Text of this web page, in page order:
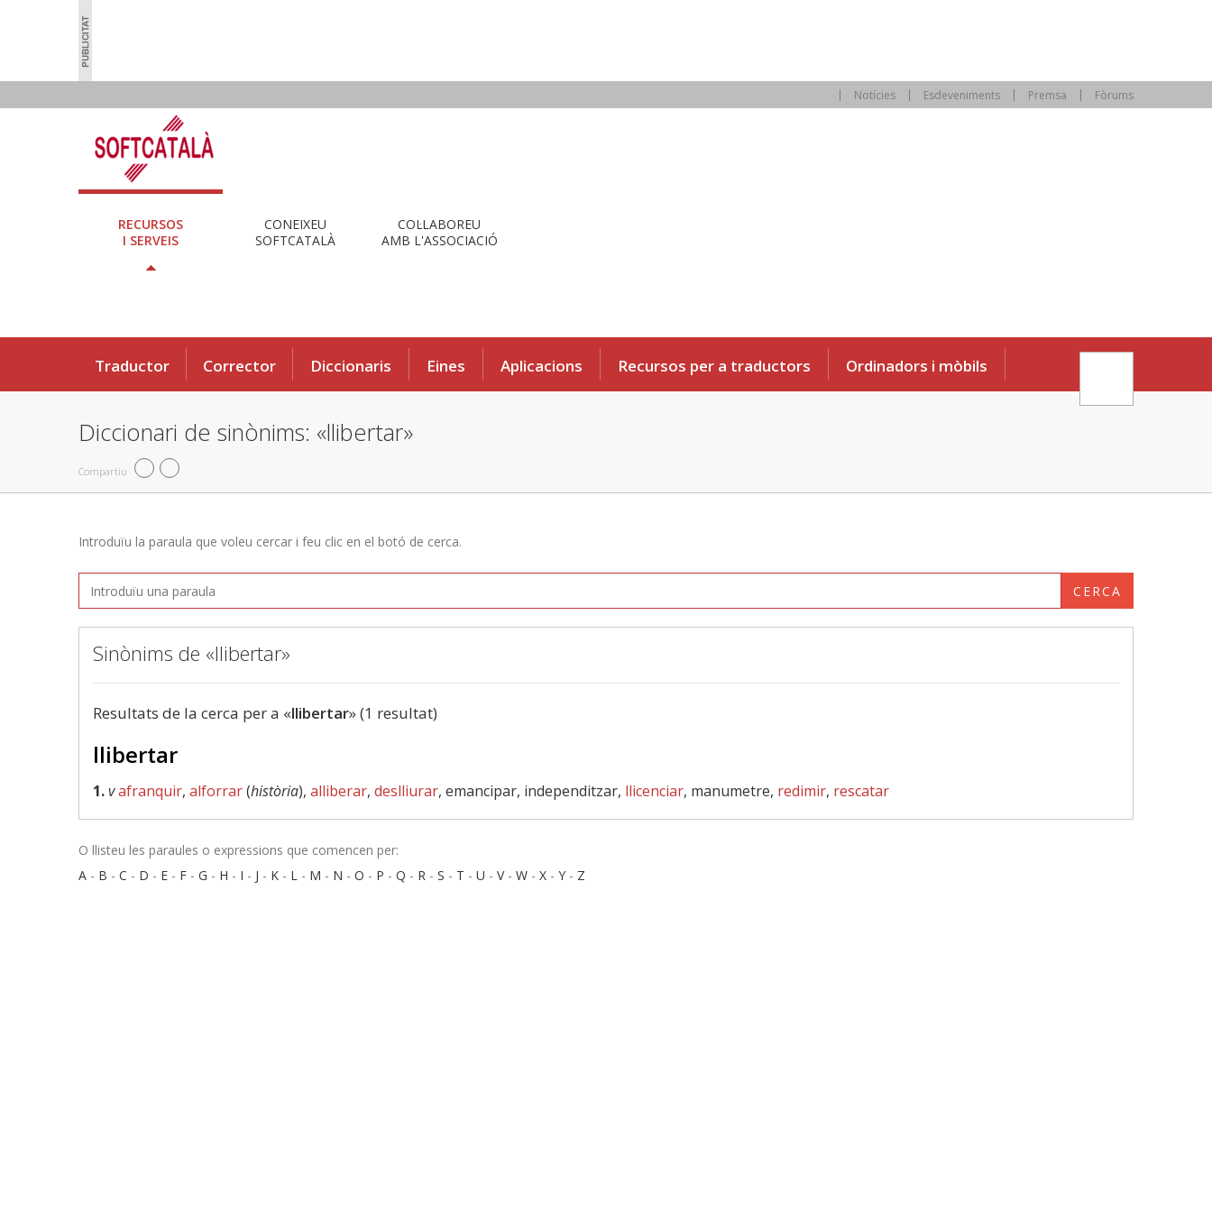
Notícies Esdeveniments Premsa Fòrums
RECURSOS
I SERVEIS
CONEIXEU
SOFTCATALÀ
COL·LABOREU
AMB L'ASSOCIACIÓ
Traductor Corrector Diccionaris Eines Aplicacions Recursos per a traductors Ordinadors i mòbils
Diccionari de sinònims: «llibertar»
Compartiu
Introduïu la paraula que voleu cercar i feu clic en el botó de cerca.
CERCA
Sinònims de «llibertar»
Resultats de la cerca per a «llibertar» (1 resultat)
llibertar
1.vafranquir, alforrar(història), alliberar, deslliurar, emancipar, independitzar, llicenciar, manumetre, redimir, rescatar
O llisteu les paraules o expressions que comencen per:
A - B - C - D - E - F - G - H - I - J - K - L - M - N - O - P - Q - R - S - T - U - V- W - X - Y - Z